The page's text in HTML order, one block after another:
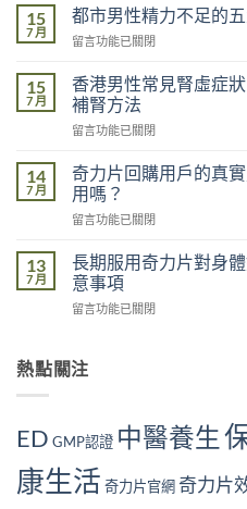
期
熬
夜
男
性
能
影
響
有
醫
學
角
面
解
15
7 月
都市男性精力不足的
在
市
男
性
精
不
足
的
五
原
因：
中
個？〉
留言功能已關閉
15
7 月
香港男性常見腎虛症
補腎方法
在
港
男
性
常
腎
虛
症
狀
檢
｜
大
留言功能已關閉
14
7 月
奇力片回購用戶的真
用嗎？
在
力
片
回
購
的
證：
果
真
留言功能已關閉
13
7 月
長期服用奇力片對身
意事項
在
服
用
片
身
體
留言功能已關閉
熱點關注
ED GMP認證 中醫養生
康生活 奇力片官網 奇力片